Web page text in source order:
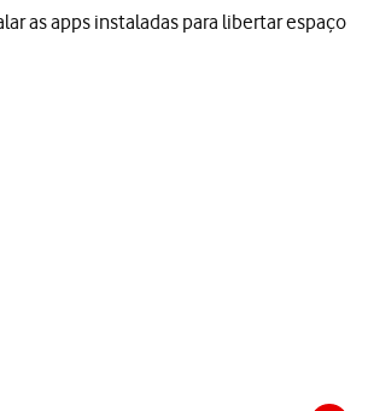
as apps instaladas para libertar espaço